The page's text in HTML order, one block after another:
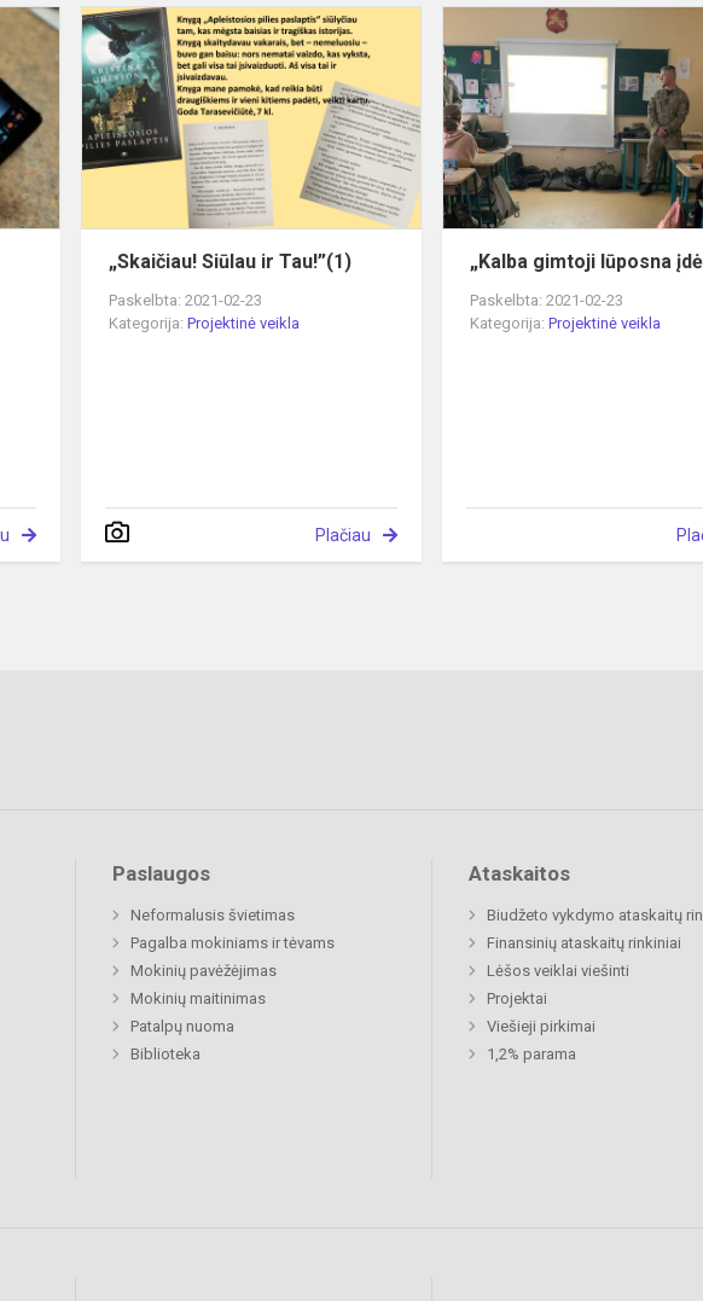
Užtikrinti
kokybišką
ugdymo(si)
procesą
Siūlau
Tau!”(1)
„Skaičiau! Siūlau ir Tau!”(1)
Paskelbta: 2021-02-23
Kategorija:Projektinė veikla
Plačiau
„Kalba gimtoji lūposna
Paskelbta: 2021-02-23
Kategorija:Projektinė veikla
Paslaugos
Neformalusis švietimas
Pagalba mokiniams ir tėvams
Mokinių pavėžėjimas
Mokinių maitinimas
Patalpų nuoma
Biblioteka
Ataskaitos
Biudžeto vykdymo ataskaitų
Finansinių ataskaitų rinkiniai
Lėšos veiklai viešinti
Projektai
Viešieji pirkimai
1,2% parama